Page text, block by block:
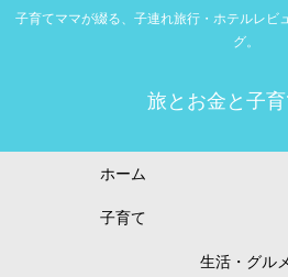
子育てママが綴る、子連れ旅行・ホテルレビ
グ。
旅とお金と子育
ホーム
子育て
生活・グル